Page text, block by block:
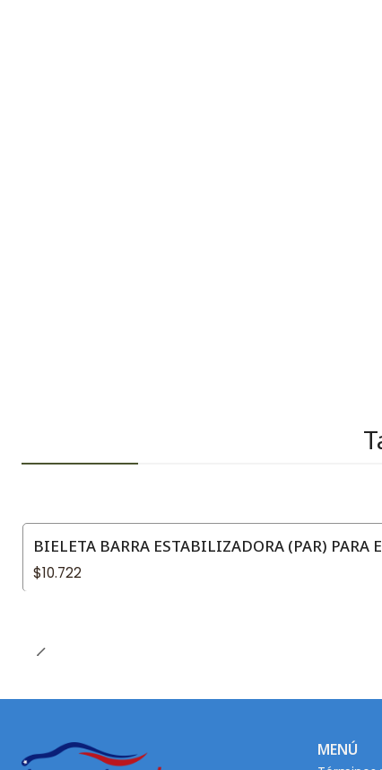
BIELETA BARRA ESTABILIZADORA (PAR) PARA
$10.722
MENÚ